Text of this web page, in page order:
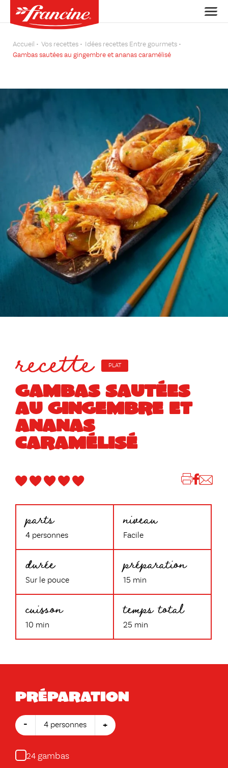
Accueil Vos recettes
Idées recettes Entre gourmets
Gambas sautées au gingembre et ananas caramélisé
recette PLAT
GAMBAS SAUTÉES
AU GINGEMBRE ET
ANANAS
CARAMÉLISÉ
parts
4 personnes
niveau
Facile
durée
Sur le pouce
préparation
15 min
cuisson
10 min
temps total
25 min
Préparation
- 4 personnes +
24 gambas